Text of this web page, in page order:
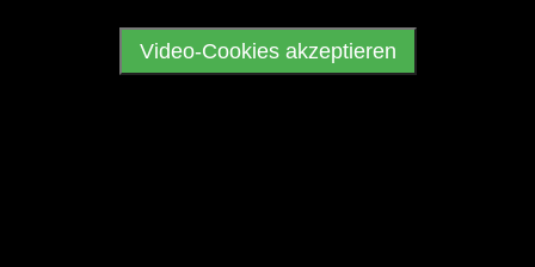
Video-Cookies akzeptieren